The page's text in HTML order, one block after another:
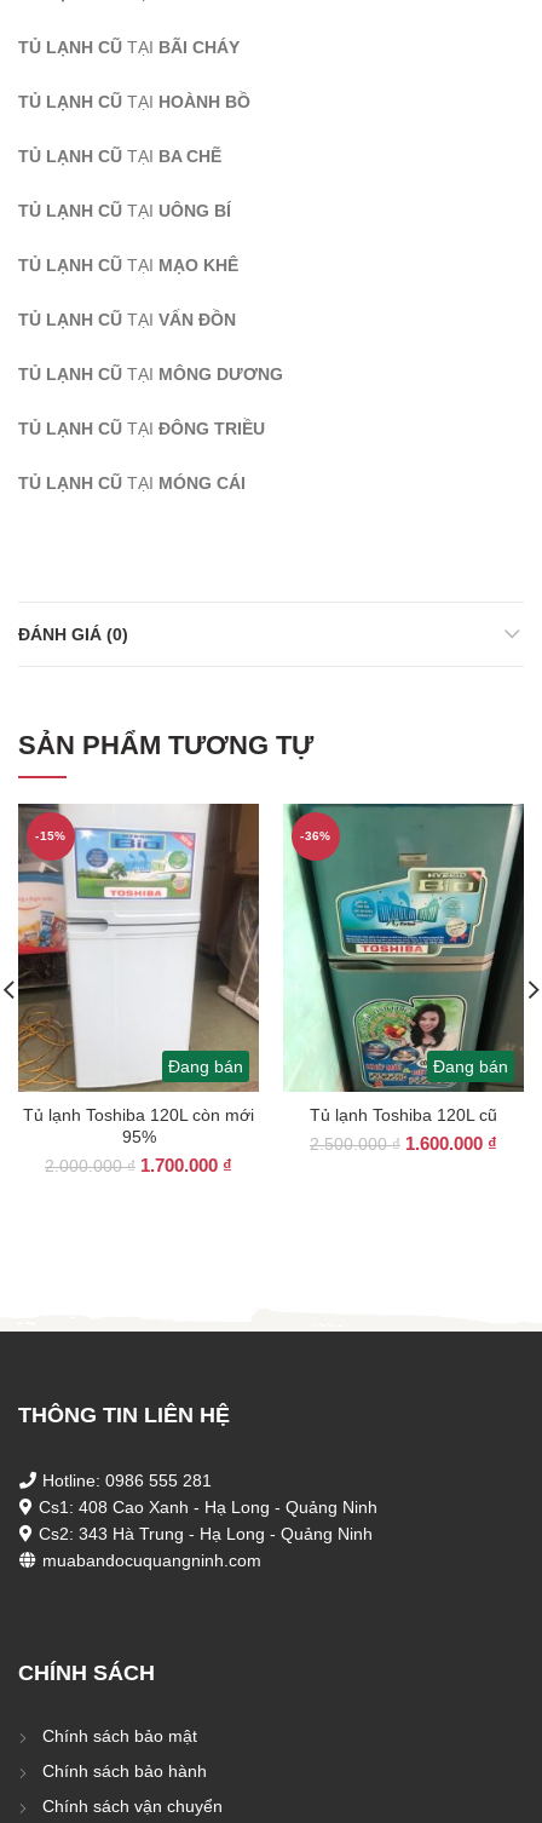
TỦ LẠNH CŨ TẠI BÃI CHÁY
TỦ LẠNH CŨ TẠI HOÀNH BỒ
TỦ LẠNH CŨ TẠI BA CHẼ
TỦ LẠNH CŨ TẠI UÔNG BÍ
TỦ LẠNH CŨ TẠI MẠO KHÊ
TỦ LẠNH CŨ TẠI VẤN ĐỒN
TỦ LẠNH CŨ TẠI MÔNG DƯƠNG
TỦ LẠNH CŨ TẠI ĐÔNG TRIỀU
TỦ LẠNH CŨ TẠI MÓNG CÁI
ĐÁNH GIÁ (0)
SẢN PHẨM TƯƠNG TỰ
Đang bán
-15%
Tủ lạnh Toshiba 120L còn mới
95%
2.000.000₫ Giá
1.700.000 ₫
Đang bán
-36%
Tủ lạnh Toshiba 120L cũ
2.500.000₫ Giá
1.600.000 ₫
THÔNG TIN LIÊN HỆ
Hotline: 0986 555 281
Cs1: 408 Cao Xanh - Hạ Long - Quảng Ninh
Cs2: 343 Hà Trung - Hạ Long - Quảng Ninh
muabandocuquangninh.com
CHÍNH SÁCH
Chính sách bảo mật
Chính sách bảo hành
Chính sách vận chuyển